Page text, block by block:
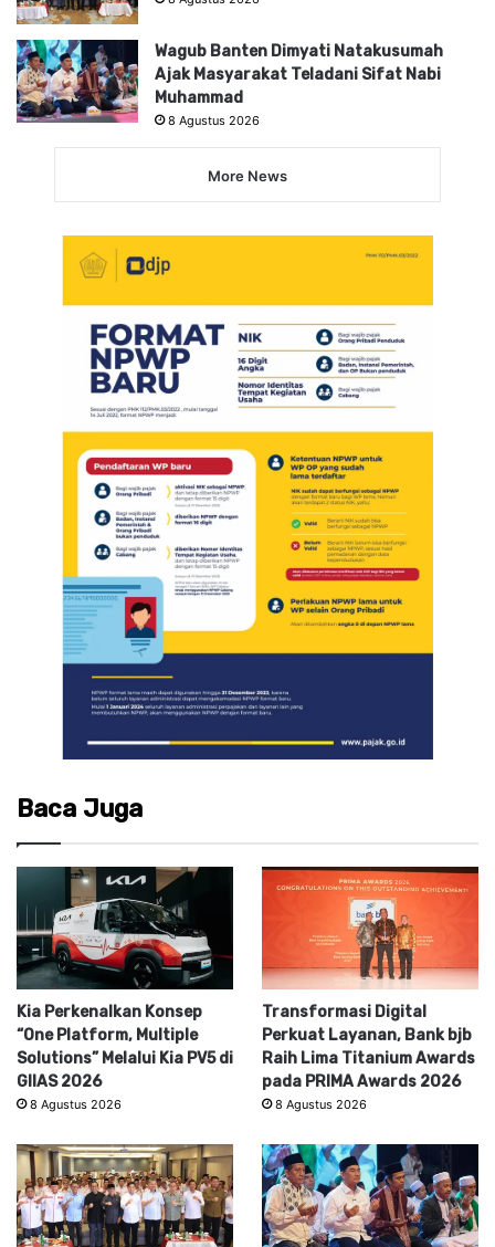
Wagub Banten Dimyati Natakusumah
Ajak Masyarakat Teladani Sifat Nabi
Muhammad
8 Agustus 2026
More News
Baca Juga
Kia Perkenalkan Konsep
“One Platform, Multiple
Solutions” Melalui Kia PV5 di
GIIAS 2026
8 Agustus 2026
Transformasi Digital
Perkuat Layanan, Bank bjb
Raih Lima Titanium Awards
pada PRIMA Awards 2026
8 Agustus 2026